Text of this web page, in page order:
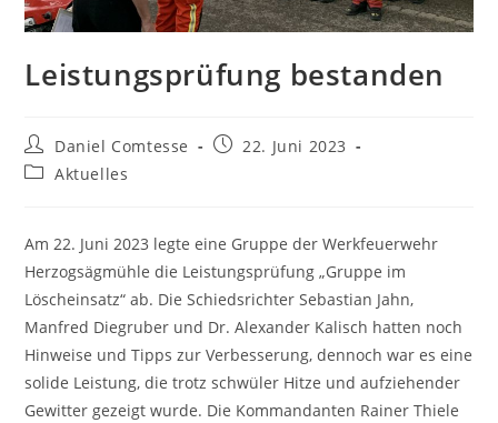
Leistungsprüfung bestanden
Beitrags-
Autor:
Daniel Comtesse
Beitrag22. Juni 2023
Beitrags-
Aktuelles
Am 22. Juni 2023 legte eine Gruppe der Werkfeuerwehr
Herzogsägmühle die Leistungsprüfung „Gruppe im
Löscheinsatz“ ab. Die Schiedsrichter Sebastian Jahn,
Manfred Diegruber und Dr. Alexander Kalisch hatten noch
Hinweise und Tipps zur Verbesserung, dennoch war es eine
solide Leistung, die trotz schwüler Hitze und aufziehender
Gewitter gezeigt wurde. Die Kommandanten Rainer Thiele